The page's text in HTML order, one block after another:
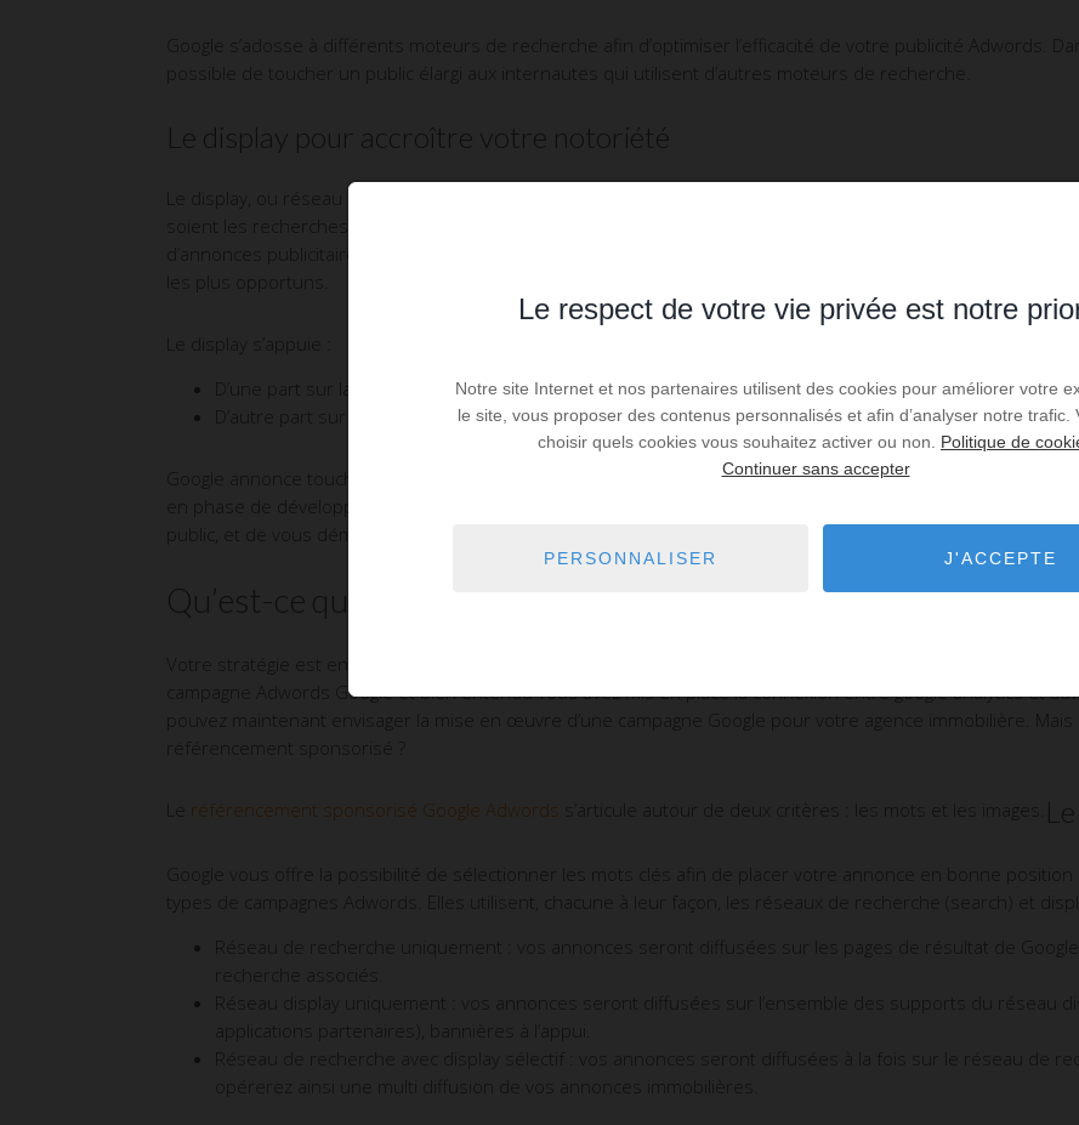
Google s’adosse à différents moteurs de recherche afin d’optimiser l’efficacité de votre publicité Adwords.
possible de toucher un public élargi aux internautes qui utilisent d’autres moteurs de recherche.
Le display pour accroître votre notoriété
soient les recherches effectuées par un internaute, votre société apparaîtra selon des formats choisis et
d’annonces publicitaires peut néanmoins faire l’objet de ciblages, afin d’apparaître sur des supports
les plus opportuns.
D’une part sur la régie publicitaire Ad Sense, sous l’égide de Google. Cette régie sur un réseau de
D’autre part sur YouTube, Gmail et des applications mobiles partenaires de Google.
Google annonce toucher plus de 80 % des internautes sur le globe grâce à son réseau display. C’est un réel
en phase de développement, de création, de restructuration. En effet, le display vous permet de déployer
public, et de vous démarquer sur votre marché.
Qu’est-ce qu’une campagne Google Adwords ?
Votre stratégie est en place. Vous avez les idées claires sur vos objectifs quantitatifs et qualitatifs. Vous
campagne Adwords Google et bien entendu vous avez mis en place la connexion entre google analytics et
pouvez maintenant envisager la mise en œuvre d’une campagne Google pour votre agence immobilière. Mais
référencement sponsorisé ?
référencement sponsorisé Google Adwords s’articule autour de deux critères : les mots et les images.
Google vous offre la possibilité de sélectionner les mots clés afin de placer votre annonce en bonne
types de campagnes Adwords. Elles utilisent, chacune à leur façon, les réseaux de recherche (search) et
Réseau de recherche uniquement : vos annonces seront diffusées sur les pages de résultat de
Réseau display uniquement : vos annonces seront diffusées sur l’ensemble des supports du réseau
applications partenaires), bannières à l’appui.
Réseau de recherche avec display sélectif : vos annonces seront diffusées à la fois sur le réseau de
opérerez ainsi une multi diffusion de vos annonces immobilières.
Le respect de votre vie privée est notre
Notre site Internet et nos partenaires utilisent des cookies pour améliorer votre
le site, vous proposer des contenus personnalisés et afin d’analyser notre trafic.
choisir quels cookies vous souhaitez activer ou non. Politique de
Continuer sans accepter
PERSONNALISER J'ACCEPTE